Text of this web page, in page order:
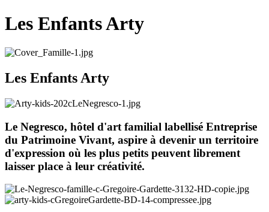
Les Enfants Arty
Les Enfants Arty
Le Negresco, hôtel d'art familial labellisé Entreprise
du Patrimoine Vivant, aspire à devenir un territoire
d'expression où les plus petits peuvent librement
laisser place à leur créativité.